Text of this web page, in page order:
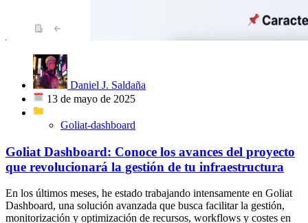
Daniel J. Saldaña
13 de mayo de 2025
Goliat-dashboard
Goliat Dashboard: Conoce los avances del proyecto
que revolucionará la gestión de tu infraestructura
En los últimos meses, he estado trabajando intensamente en Goliat
Dashboard, una solución avanzada que busca facilitar la gestión,
monitorización y optimización de recursos, workflows y costes en